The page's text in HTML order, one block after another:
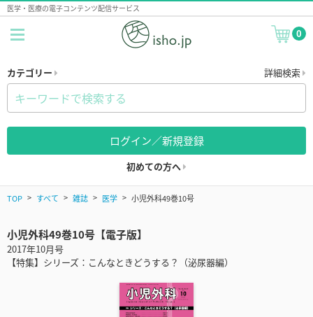
医学・医療の電子コンテンツ配信サービス
0
カテゴリー 詳細検索
ログイン／新規登録
初めての方へ
TOP すべて 雑誌 医学 小児外科49巻10号
小児外科49巻10号【電子版】
2017年10月号
【特集】シリーズ：こんなときどうする？（泌尿器編）